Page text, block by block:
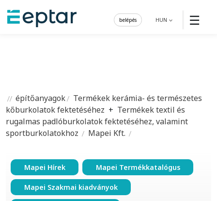
☰
HUN
belépés
építőanyagok
Termékek kerámia- és természetes
kőburkolatok fektetéséhez + Termékek textil és
rugalmas padlóburkolatok fektetéséhez, valamint
sportburkolatokhoz
Mapei Kft.
Mapei Hírek Mapei Termékkatalógus
Mapei Szakmai kiadványok